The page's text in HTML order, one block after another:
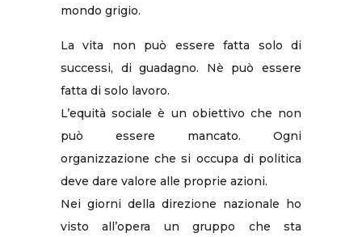
mondo grigio.
La vita non può essere fatta solo di
successi, di guadagno. Nè può essere
fatta di solo lavoro.
L’equità sociale è un obiettivo che non
può essere mancato. Ogni
organizzazione che si occupa di politica
deve dare valore alle proprie azioni.
Nei giorni della direzione nazionale ho
visto all’opera un gruppo che sta